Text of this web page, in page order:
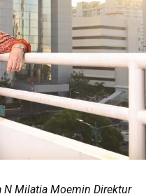
Career
Style
N Milatia Moemin Direktur